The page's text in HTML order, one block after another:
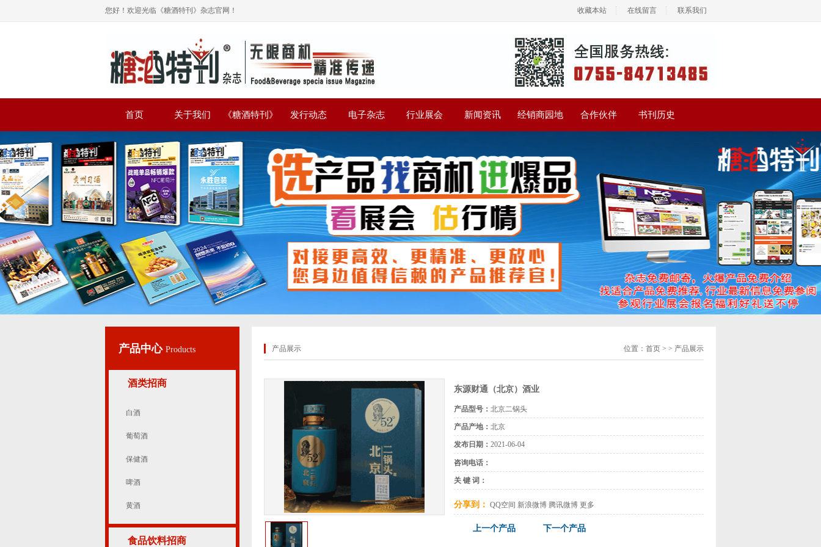
您好！欢迎光临《糖酒特刊》杂志官网！ 收藏本站 在线留言 联系我们
首页 关于我们 《糖酒特刊》 发行动态 电子杂志 行业展会 新闻资讯 经销商园地 合作伙伴 书刊历史
产品中心 Products
酒类招商
白酒
葡萄酒
保健酒
啤酒
黄酒
食品饮料招商
产品展示 位置： 首页 > > 产品展示
东源财通（北京）酒业
产品型号： 北京二锅头
产品产地： 北京
发布日期： 2021-06-04
咨询电话：
关 键 词：
分享到： QQ空间 新浪微博 腾讯微博 更多
下一个产品
上一个产品